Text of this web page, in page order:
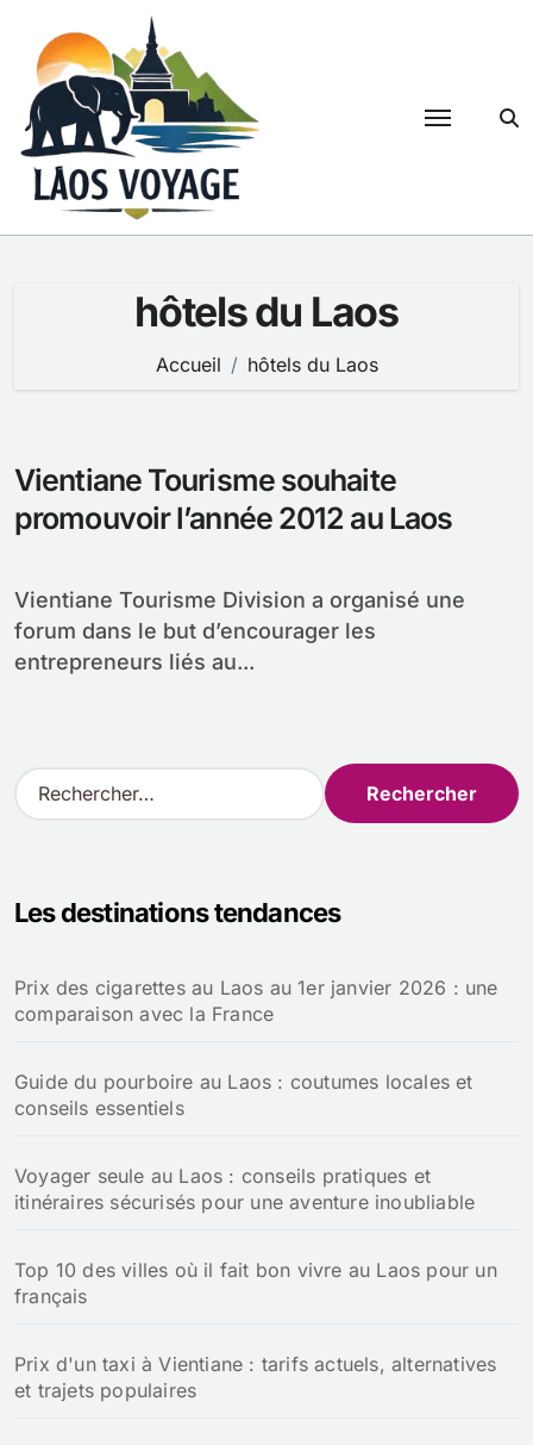
contenu
hôtels du Laos
Accueil hôtels du Laos
Vientiane Tourisme souhaite
promouvoir l’année 2012 au Laos
Vientiane Tourisme Division a organisé une
forum dans le but d’encourager les
entrepreneurs liés au...
R
e
r
e
r
Les destinations tendances
Prix des cigarettes au Laos au 1er janvier 2026 : une
comparaison avec la France
Guide du pourboire au Laos : coutumes locales et
conseils essentiels
Voyager seule au Laos : conseils pratiques et
itinéraires sécurisés pour une aventure inoubliable
Top 10 des villes où il fait bon vivre au Laos pour un
français
Prix d'un taxi à Vientiane : tarifs actuels, alternatives
et trajets populaires